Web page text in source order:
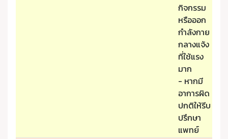
กิจกรรม
หรือออก
กำลังกาย
กลางแจ้ง
ที่ใช้แรง
มาก
- หากมี
อาการผิด
ปกติให้รีบ
ปรึกษา
แพทย์